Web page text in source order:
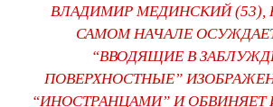
ВЛАДИМИР МЕДИНСКИЙ (53),
САМОМ НАЧАЛЕ
“ВВОДЯЩИЕ В
ПОВЕРХНОСТНЫЕ”
“ИНОСТРАНЦАМИ” И ОБВИНЯЕТ